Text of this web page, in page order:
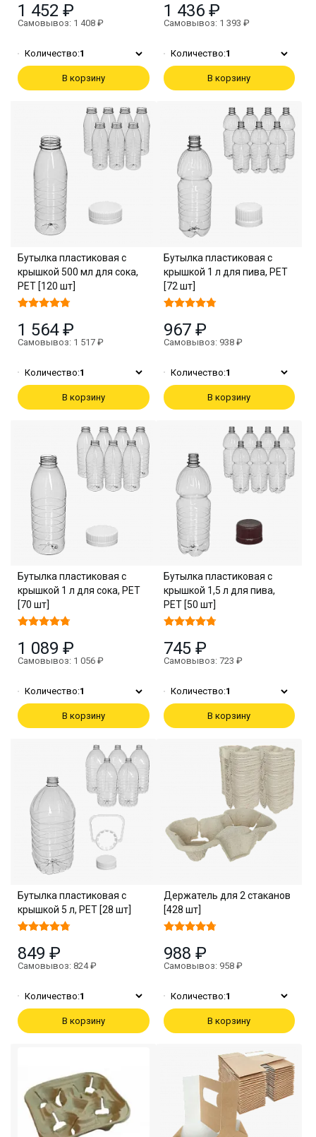
1 452 ₽
Самовывоз: 1 408 ₽
Количество:1
В корзину
1 436 ₽
Самовывоз: 1 393 ₽
Количество:1
В корзину
Бутылка пластиковая с
крышкой 500 мл для сока,
PET [120 шт]
1 564 ₽
Самовывоз: 1 517 ₽
Количество:1
В корзину
Бутылка пластиковая с
крышкой 1 л для пива, PET
[72 шт]
967 ₽
Самовывоз: 938 ₽
Количество:1
В корзину
Бутылка пластиковая с
крышкой 1 л для сока, PET
[70 шт]
1 089 ₽
Самовывоз: 1 056 ₽
Количество:1
В корзину
Бутылка пластиковая с
крышкой 1,5 л для пива,
PET [50 шт]
745 ₽
Самовывоз: 723 ₽
Количество:1
В корзину
Бутылка пластиковая с
крышкой 5 л, PET [28 шт]
849 ₽
Самовывоз: 824 ₽
Количество:1
В корзину
Держатель для 2 стаканов
[428 шт]
988 ₽
Самовывоз: 958 ₽
Количество:1
В корзину